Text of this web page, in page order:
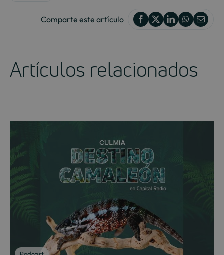
Comparte este artículo
Artículos relacionados